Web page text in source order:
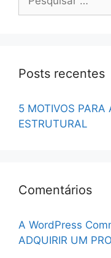
por:
Posts recentes
5 MOTIVOS PARA
ESTRUTURAL
Comentários
A WordPress
ADQUIRIR UM